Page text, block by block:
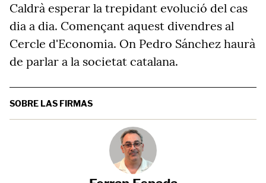
Caldrà esperar la trepidant evolució del cas
dia a dia. Començant aquest divendres al
Cercle d'Economia. On Pedro Sánchez haurà
de parlar a la societat catalana.
SOBRE LAS FIRMAS